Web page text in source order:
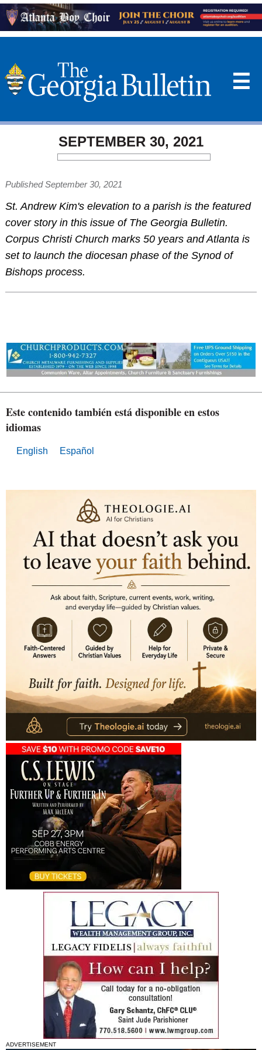
☰
SEPTEMBER 30, 2021
Published September 30, 2021
St. Andrew Kim's elevation to a parish is the featured
cover story in this issue of The Georgia Bulletin.
Corpus Christi Church marks 50 years and Atlanta is
set to launch the diocesan phase of the Synod of
Bishops process.
Este contenido también está disponible en estos
idiomas
English Español
ADVERTISEMENT